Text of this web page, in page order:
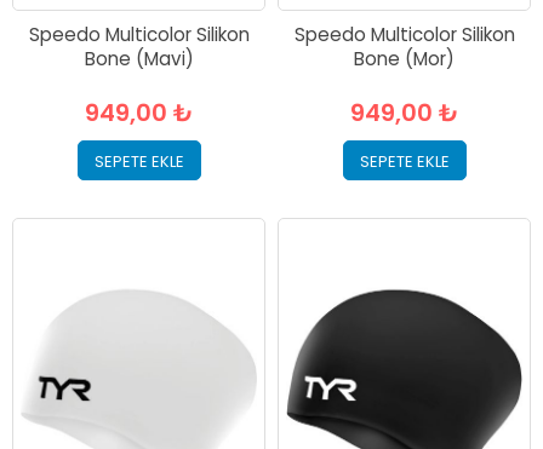
Speedo Multicolor Silikon
Bone (Mavi)
949,00 ₺
SEPETE EKLE
Speedo Multicolor Silikon
Bone (Mor)
949,00 ₺
SEPETE EKLE